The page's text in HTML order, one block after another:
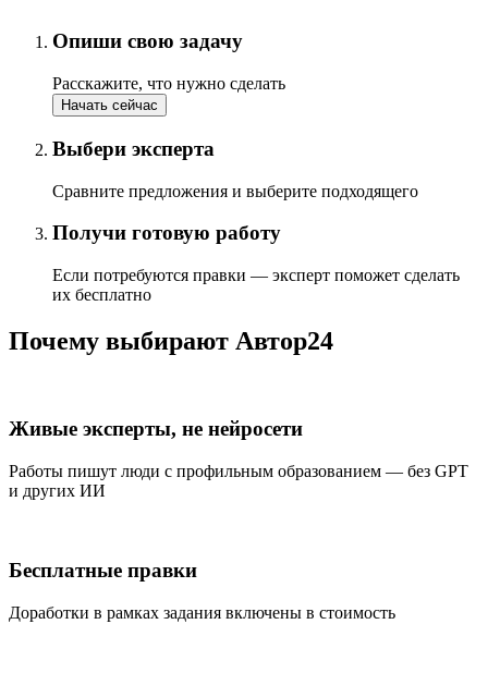
Опиши свою задачу
Расскажите, что нужно сделать
Начать сейчас
Выбери эксперта
Сравните предложения и выберите подходящего
Получи готовую работу
Если потребуются правки — эксперт поможет сделать
их бесплатно
Почему выбирают Автор24
Живые эксперты, не нейросети
Работы пишут люди с профильным образованием — без GPT
и других ИИ
Бесплатные правки
Доработки в рамках задания включены в стоимость